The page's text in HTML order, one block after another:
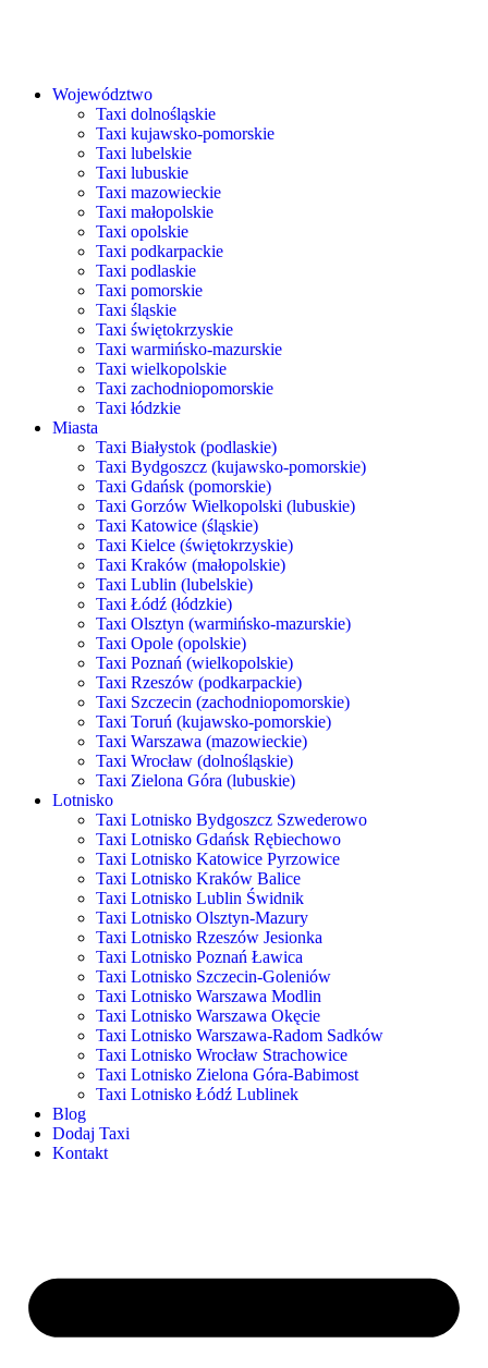
Województwo
Taxi dolnośląskie
Taxi kujawsko-pomorskie
Taxi lubelskie
Taxi lubuskie
Taxi mazowieckie
Taxi małopolskie
Taxi opolskie
Taxi podkarpackie
Taxi podlaskie
Taxi pomorskie
Taxi śląskie
Taxi świętokrzyskie
Taxi warmińsko-mazurskie
Taxi wielkopolskie
Taxi zachodniopomorskie
Taxi łódzkie
Miasta
Taxi Białystok (podlaskie)
Taxi Bydgoszcz (kujawsko-pomorskie)
Taxi Gdańsk (pomorskie)
Taxi Gorzów Wielkopolski (lubuskie)
Taxi Katowice (śląskie)
Taxi Kielce (świętokrzyskie)
Taxi Kraków (małopolskie)
Taxi Lublin (lubelskie)
Taxi Łódź (łódzkie)
Taxi Olsztyn (warmińsko-mazurskie)
Taxi Opole (opolskie)
Taxi Poznań (wielkopolskie)
Taxi Rzeszów (podkarpackie)
Taxi Szczecin (zachodniopomorskie)
Taxi Toruń (kujawsko-pomorskie)
Taxi Warszawa (mazowieckie)
Taxi Wrocław (dolnośląskie)
Taxi Zielona Góra (lubuskie)
Lotnisko
Taxi Lotnisko Bydgoszcz Szwederowo
Taxi Lotnisko Gdańsk Rębiechowo
Taxi Lotnisko Katowice Pyrzowice
Taxi Lotnisko Kraków Balice
Taxi Lotnisko Lublin Świdnik
Taxi Lotnisko Olsztyn-Mazury
Taxi Lotnisko Rzeszów Jesionka
Taxi Lotnisko Poznań Ławica
Taxi Lotnisko Szczecin-Goleniów
Taxi Lotnisko Warszawa Modlin
Taxi Lotnisko Warszawa Okęcie
Taxi Lotnisko Warszawa-Radom Sadków
Taxi Lotnisko Wrocław Strachowice
Taxi Lotnisko Zielona Góra-Babimost
Taxi Lotnisko Łódź Lublinek
Blog
Dodaj Taxi
Kontakt